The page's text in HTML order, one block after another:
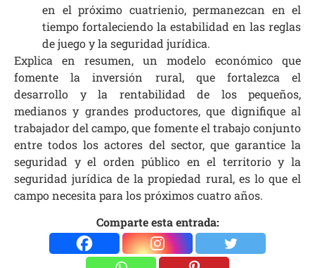
en el próximo cuatrienio, permanezcan en el
tiempo fortaleciendo la estabilidad en las reglas
de juego y la seguridad jurídica.
Explica en resumen, un modelo económico que
fomente la inversión rural, que fortalezca el
desarrollo y la rentabilidad de los pequeños,
medianos y grandes productores, que dignifique al
trabajador del campo, que fomente el trabajo conjunto
entre todos los actores del sector, que garantice la
seguridad y el orden público en el territorio y la
seguridad jurídica de la propiedad rural, es lo que el
campo necesita para los próximos cuatro años.
Comparte esta entrada: